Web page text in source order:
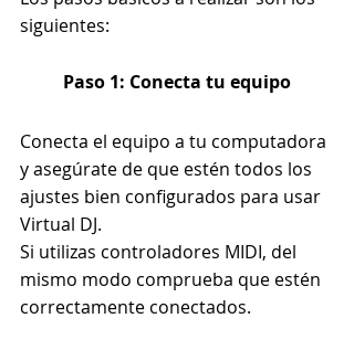
siguientes:
Paso 1: Conecta tu equipo
Conecta el equipo a tu computadora
y asegúrate de que estén todos los
ajustes bien configurados para usar
Virtual DJ.
Si utilizas controladores MIDI, del
mismo modo comprueba que estén
correctamente conectados.